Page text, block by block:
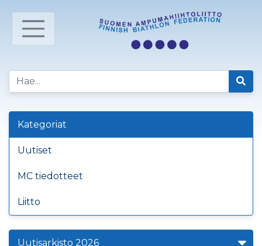
Kategoriat
Uutiset
MC tiedotteet
Liitto
Uutisarkisto 2026